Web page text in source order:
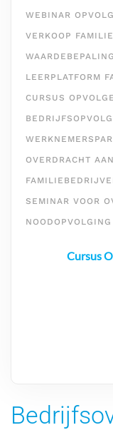
WEBINAR
VERKOOP
LEERPLATFORM
CURSUS
OVERDRACHT
SEMINAR VOOR
NOODOPVOLGING
Cursus